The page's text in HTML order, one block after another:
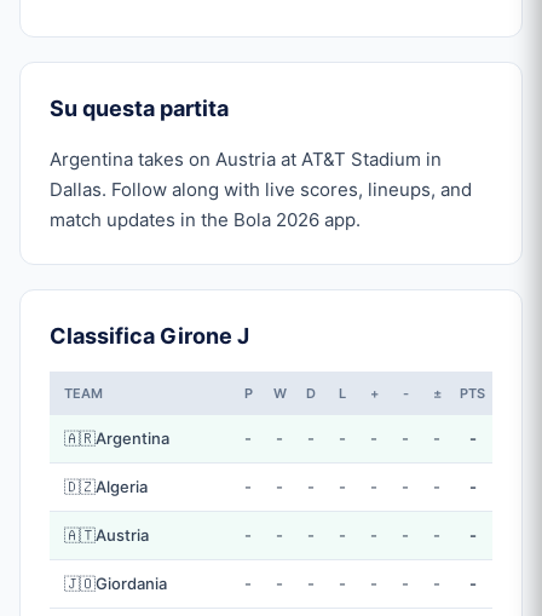
Su questa partita
Argentina takes on Austria at AT&T Stadium in
Dallas. Follow along with live scores, lineups, and
match updates in the Bola 2026 app.
Classifica Girone J
TEAM P W D L + - ± PTS
🇦🇷Argentina - - - - - - - -
🇩🇿Algeria - - - - - - - -
🇦🇹Austria - - - - - - - -
🇯🇴Giordania - - - - - - - -